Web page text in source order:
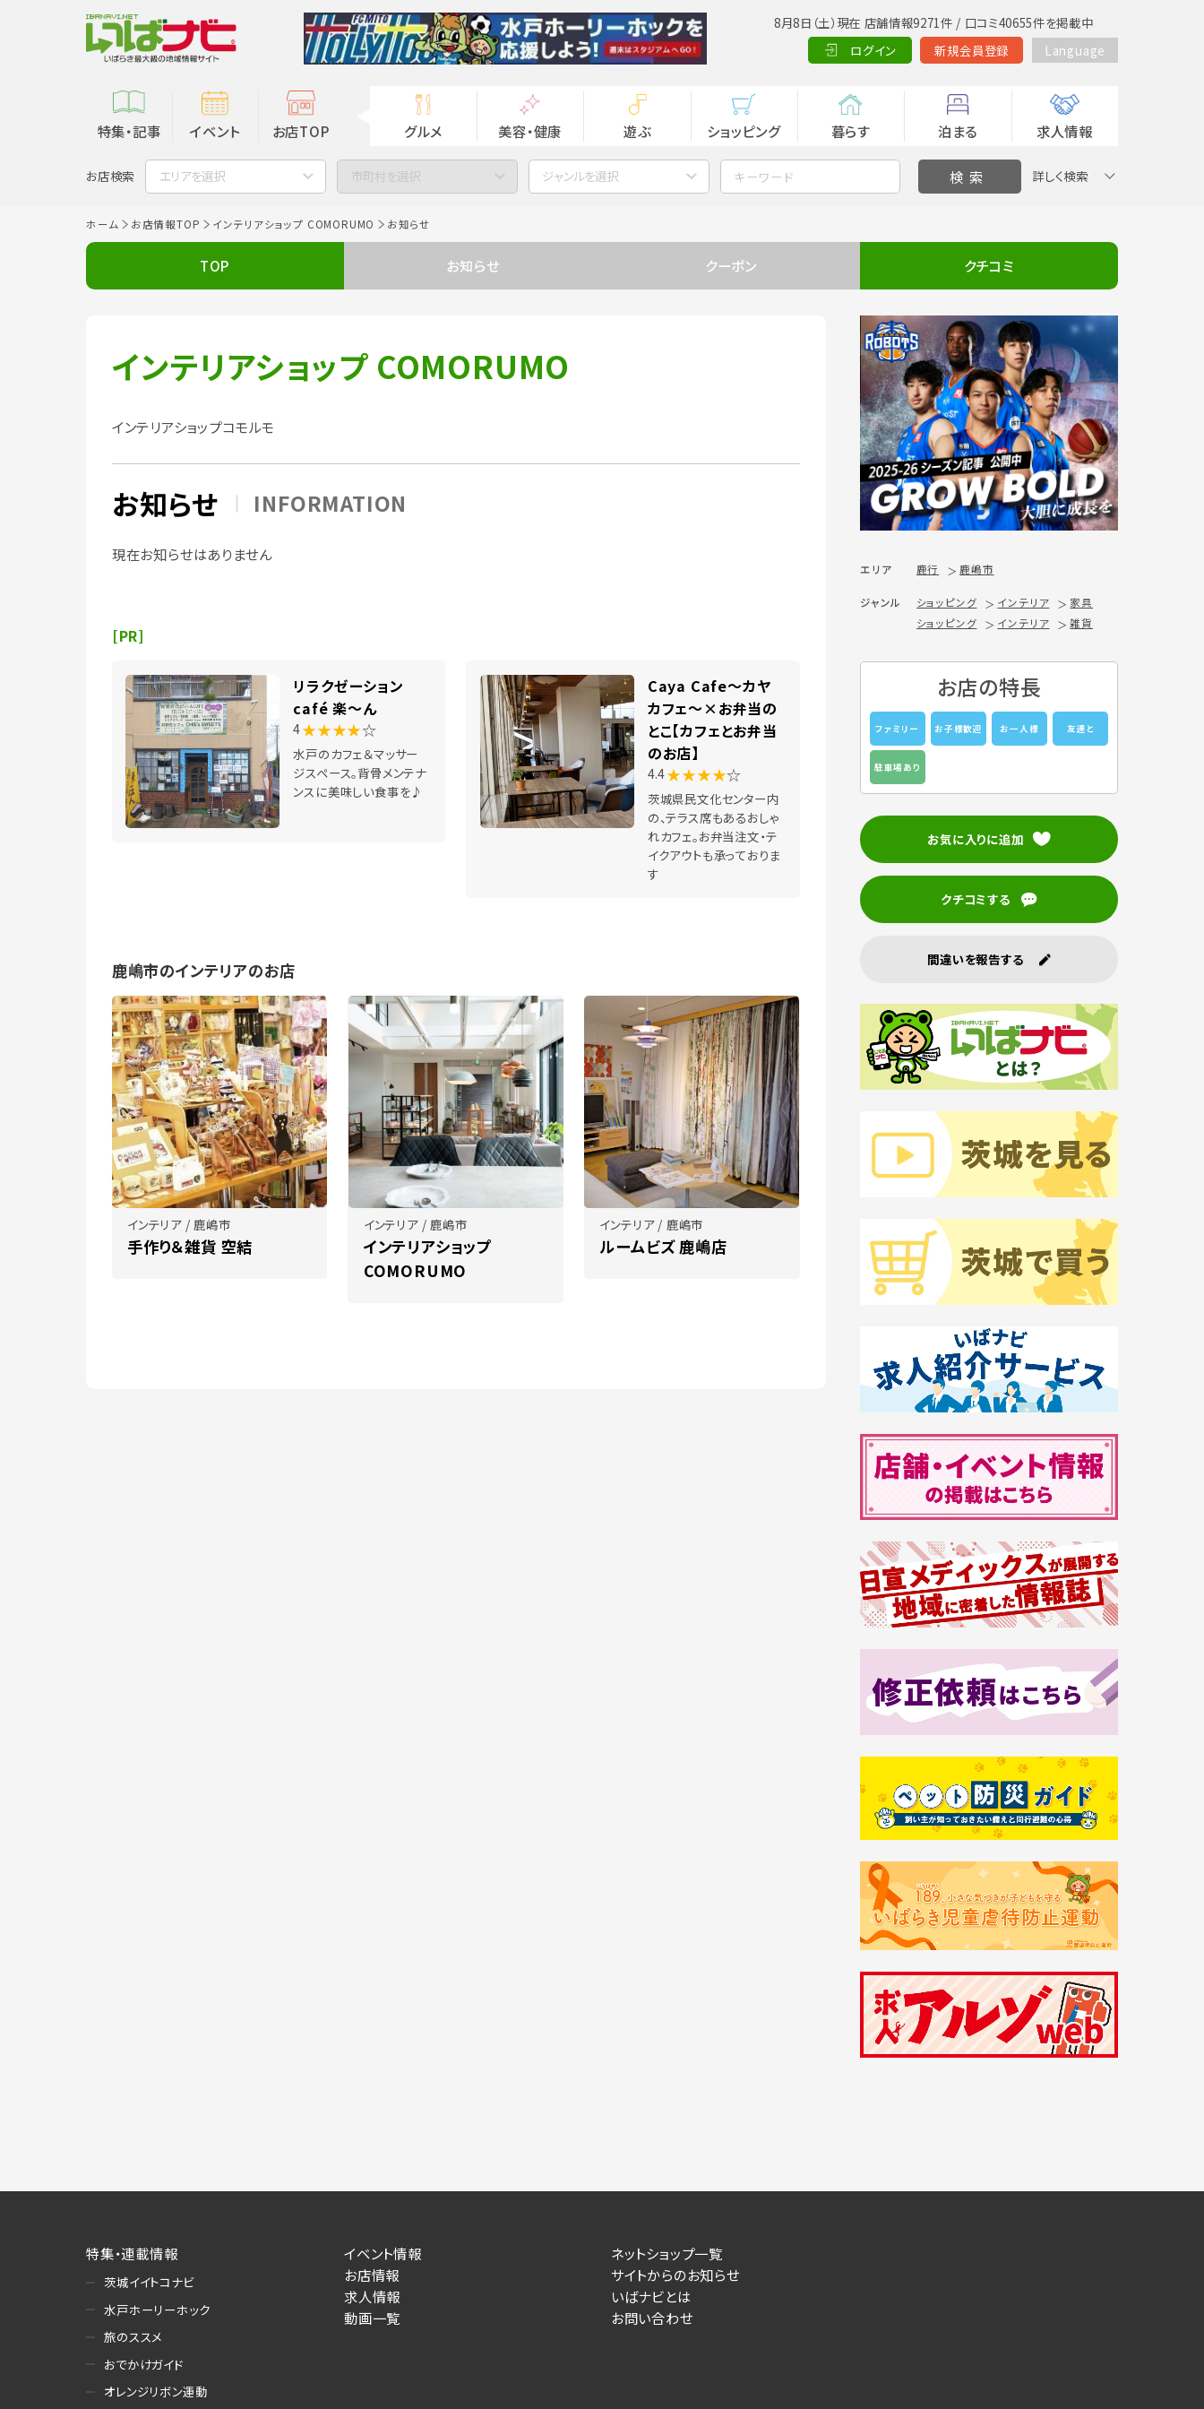
8月8日（土）現在 店舗情報9271件 / 口コミ40655件を掲載中
ログイン
新規会員登録 Language
特集・記事 イベント お店TOP グルメ 美容・健康 遊ぶ ショッピング 暮らす 泊まる 求人情報
お店検索 エリアを選択 市町村を選択 ジャンルを選択 詳しく検索
ホーム お店情報TOP インテリアショップ COMORUMO お知らせ
TOP お知らせ クーポン クチコミ
インテリアショップ COMORUMO
インテリアショップコモルモ
お知らせ INFORMATION
現在お知らせはありません
[PR]
リラクゼーション
café 楽～ん
4★★★★☆
水戸のカフェ＆マッサー
ジスペース。背骨メンテナ
ンスに美味しい食事を♪
Caya Cafe～カヤ
カフェ～×お弁当の
とこ【カフェとお弁当
のお店】
4.4★★★★☆
茨城県民文化センター内
の、テラス席もあるおしゃ
れカフェ。お弁当注文・テ
イクアウトも承っておりま
す
鹿嶋市のインテリアのお店
インテリア / 鹿嶋市
手作り＆雑貨 空結
インテリア / 鹿嶋市
インテリアショップ
COMORUMO
インテリア / 鹿嶋市
ルームビズ 鹿嶋店
エリア 鹿行 鹿嶋市
ジャンル ショッピング インテリア
家具
ショッピング
インテリア 雑貨
お店の特長
ファミリー お子様歓迎 お一人様 友達と
駐車場あり
お気に入りに追加
クチコミする
間違いを報告する
特集・連載情報
茨城イイトコナビ
水戸ホーリーホック
旅のススメ
おでかけガイド
オレンジリボン運動
イベント情報
お店情報
求人情報
動画一覧
ネットショップ一覧
サイトからのお知らせ
いばナビとは
お問い合わせ